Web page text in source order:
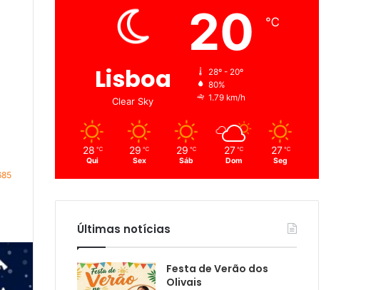
Lisboa
Clear Sky
20 ℃
28º - 20º
80%
1.79 km/h
28 ℃
Qui
29 ℃
Sex
29 ℃
Sáb
27 ℃
Dom
27 ℃
Seg
Últimas notícias
Festa de Verão dos
Olivais